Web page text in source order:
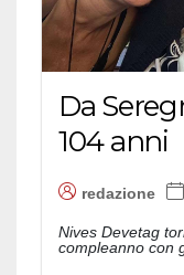
Da
104 anni
redazione
Nives Devetag
compleanno con